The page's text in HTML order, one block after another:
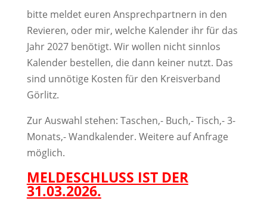
bitte meldet euren Ansprechpartnern in den
Revieren, oder mir, welche Kalender ihr für das
Jahr 2027 benötigt. Wir wollen nicht sinnlos
Kalender bestellen, die dann keiner nutzt. Das
sind unnötige Kosten für den Kreisverband
Görlitz.
Zur Auswahl stehen: Taschen,- Buch,- Tisch,- 3-
Monats,- Wandkalender. Weitere auf Anfrage
möglich.
MELDESCHLUSS IST DER
31.03.2026.